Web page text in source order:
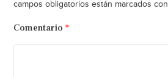
campos obligatorios están marcados con
Comentario *